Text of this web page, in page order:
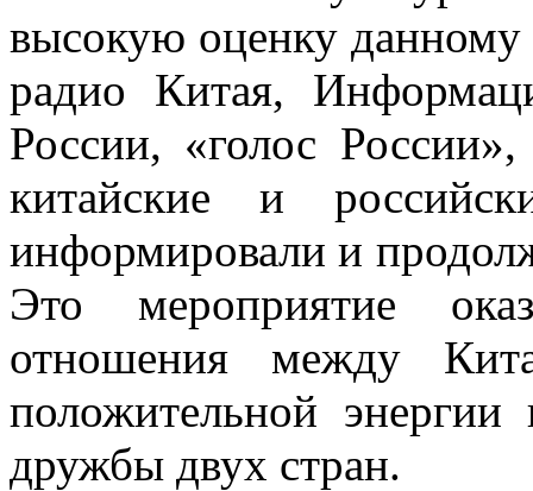
высокую оценку
радио Китая,
России, «голос
китайские и
информировали и
Это мероприятие
отношения между
положительной энергии
дружбы двух стран.